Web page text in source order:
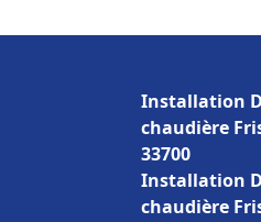
Installation
chaudière
33700
Installation
chaudière